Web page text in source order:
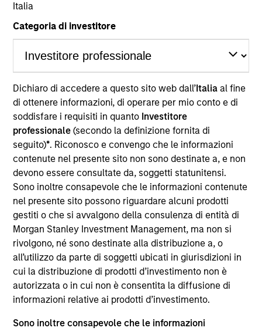
Italia
Categoria di investitore
Dichiaro di accedere a questo sito web dall’Italia al fine
di ottenere informazioni, di operare per mio conto e di
soddisfare i requisiti in quanto Investitore
professionale(secondo la definizione fornita di
seguito)*. Riconosco e convengo che le informazioni
contenute nel presente sito non sono destinate a, e non
devono essere consultate da, soggetti statunitensi.
Sono inoltre consapevole che le informazioni contenute
nel presente sito possono riguardare alcuni prodotti
gestiti o che si avvalgono della consulenza di entità di
Morgan Stanley Investment Management, ma non si
rivolgono, né sono destinate alla distribuzione a, o
all’utilizzo da parte di soggetti ubicati in giurisdizioni in
cui la distribuzione di prodotti d’investimento non è
autorizzata o in cui non è consentita la diffusione di
informazioni relative ai prodotti d’investimento.
Sono inoltre consapevole che le informazioni
GLOBAL FIXED INCOME BULLETIN
Video: Resilienza
Guarda il nostro ultimo aggiornamento video sul
reddito fisso per una sintesi delle dinamiche che
hanno caratterizzato i mercati a giugno, delle
ragioni per cui la ricerca di rendimento continua a
sostenere i settori del credito e delle
cartolarizzazioni e delle opportunità che
individuiamo in un contesto di valutazioni ancora
compresse e crescente dispersione tra gli
emittenti.
28-LUG-2026